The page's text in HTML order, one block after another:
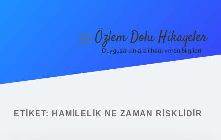
Yasal Uyarı
menüyüÖzlem Dolu Hikayeler
Duygusal anlara ilham veren bilgiler!
ETIKET: HAMILELIK NE ZAMAN RISKLIDIR